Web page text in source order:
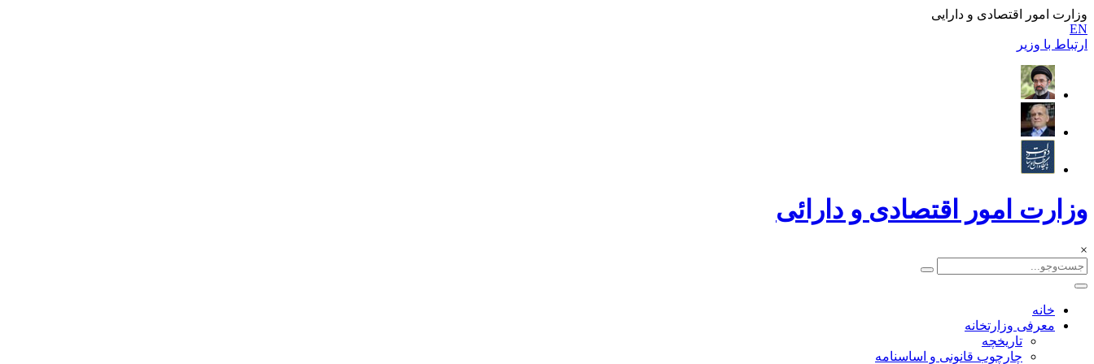
وزارت امور اقتصادی و دارایی
EN
ارتباط با وزیر
وزارت امور اقتصادی و دارائی
×
خانه
معرفی وزارتخانه
تاریخچه
چارچوب قانونی و اساسنامه